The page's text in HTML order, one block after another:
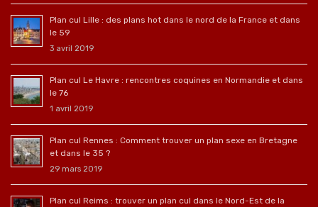
Plan cul Lille : des plans hot dans le nord de la France et dans
le 59
3 avril 2019
Plan cul Le Havre : rencontres coquines en Normandie et dans
le 76
1 avril 2019
Plan cul Rennes : Comment trouver un plan sexe en Bretagne
et dans le 35 ?
29 mars 2019
Plan cul Reims : trouver un plan cul dans le Nord-Est de la